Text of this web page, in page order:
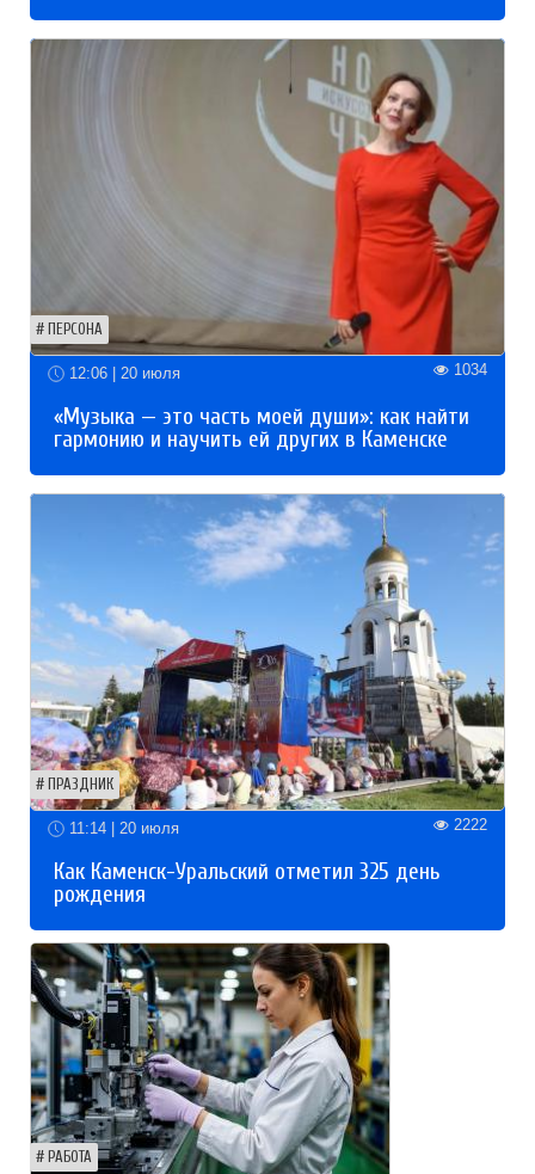
ПЕРСОНА
12:06 | 20 июля 1034
«Музыка — это часть моей души»: как найти
гармонию и научить ей других в Каменске
ПРАЗДНИК
11:14 | 20 июля 2222
Как Каменск-Уральский отметил 325 день
рождения
РАБОТА